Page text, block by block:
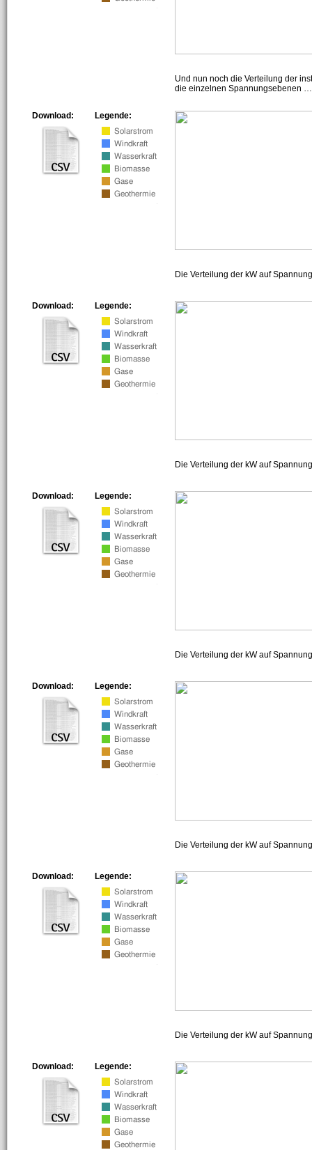
Und nun noch die Verteilung der
die einzelnen Spannungsebenen
Legende:
Download:
Die Verteilung der kW auf
Legende:
Download:
Die Verteilung der kW auf
Legende:
Download:
Die Verteilung der kW auf
Legende:
Download:
Die Verteilung der kW auf
Legende:
Download:
Die Verteilung der kW auf
Legende:
Download: